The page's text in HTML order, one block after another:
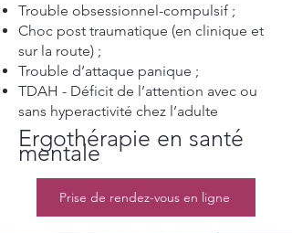
Trouble obsessionnel-compulsif ;
Choc post traumatique (en clinique et
sur la route) ;
Trouble d’attaque panique ;
TDAH - Déficit de l’attention avec ou
sans hyperactivité chez l’adulte
Ergothérapie en santé
mentale
Prise de rendez-vous en ligne